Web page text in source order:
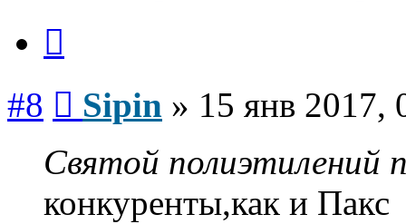
#8 Sipin » 15 янв 2017,
Святой полиэтилений
конкуренты,как и Пакс